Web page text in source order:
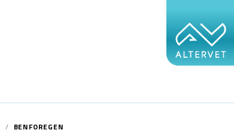
/ BENFOREGEN